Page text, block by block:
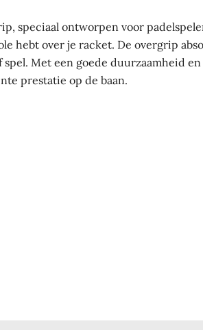
speciaal ontworpen voor
hebt over je racket. De overgrip
Met een goede duurzaamheid
prestatie op de baan.